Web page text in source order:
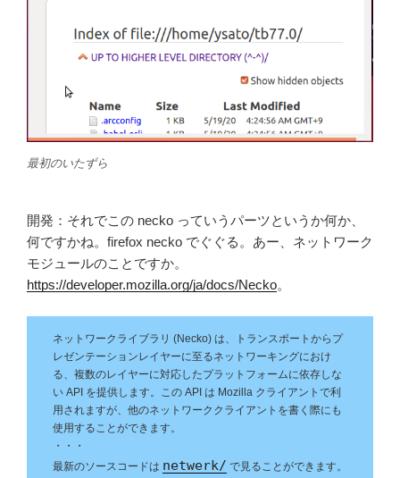
最初のいたずら
開発：それでこの necko っていうパーツというか何か、
何ですかね。firefox necko でぐぐる。あー、ネットワーク
モジュールのことですか。
https://developer.mozilla.org/ja/docs/Necko。
ネットワークライブラリ (Necko) は、トランスポートからプ
レゼンテーションレイヤーに至るネットワーキングにおけ
る、複数のレイヤーに対応したプラットフォームに依存しな
い API を提供します。この API は Mozilla クライアントで利
用されますが、他のネットワーククライアントを書く際にも
使用することができます。
・・・
最新のソースコードは netwerk/ で見ることができます。